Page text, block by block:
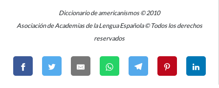
Diccionario de americanismos © 2010
Asociación de Academias de la Lengua Española © Todos los derechos
reservados